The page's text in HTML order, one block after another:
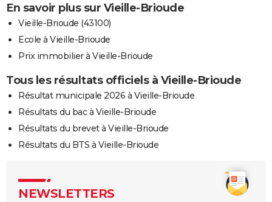
En savoir plus sur Vieille-Brioude
Vieille-Brioude (43100)
Ecole à Vieille-Brioude
Prix immobilier à Vieille-Brioude
Tous les résultats officiels à Vieille-Brioude
Résultat municipale 2026 à Vieille-Brioude
Résultats du bac à Vieille-Brioude
Résultats du brevet à Vieille-Brioude
Résultats du BTS à Vieille-Brioude
NEWSLETTERS